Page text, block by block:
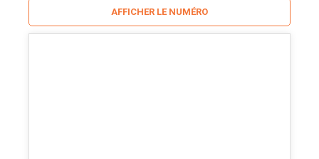
AFFICHER LE NUMÉRO